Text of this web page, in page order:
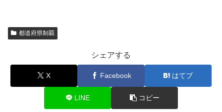
都道府県制覇
シェアする
X Facebook はてブ
LINE コピー